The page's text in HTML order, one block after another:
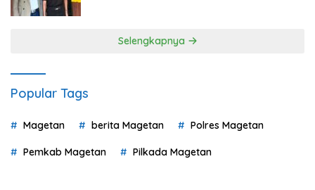
Selengkapnya
Popular Tags
Magetan berita Magetan Polres Magetan
Pemkab Magetan Pilkada Magetan